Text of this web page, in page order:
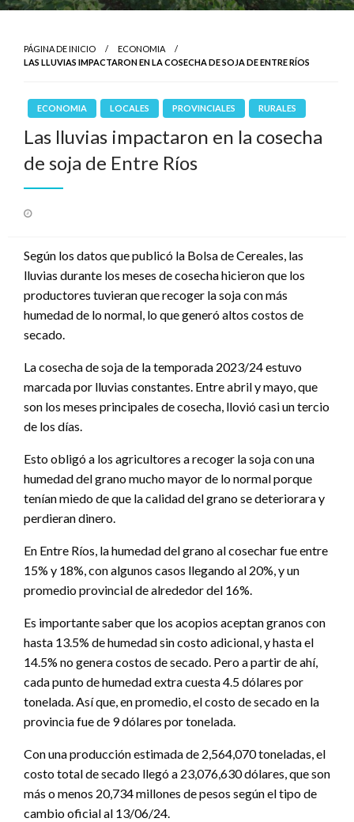
PÁGINA DE INICIO
ECONOMIA
LAS LLUVIAS IMPACTARON EN LA COSECHA DE SOJA DE ENTRE RÍOS
ECONOMIA LOCALES PROVINCIALES RURALES
Las lluvias impactaron en la cosecha
de soja de Entre Ríos
Según los datos que publicó la Bolsa de Cereales, las
lluvias durante los meses de cosecha hicieron que los
productores tuvieran que recoger la soja con más
humedad de lo normal, lo que generó altos costos de
secado.
La cosecha de soja de la temporada 2023/24 estuvo
marcada por lluvias constantes. Entre abril y mayo, que
son los meses principales de cosecha, llovió casi un tercio
de los días.
Esto obligó a los agricultores a recoger la soja con una
humedad del grano mucho mayor de lo normal porque
tenían miedo de que la calidad del grano se deteriorara y
perdieran dinero.
En Entre Ríos, la humedad del grano al cosechar fue entre
15% y 18%, con algunos casos llegando al 20%, y un
promedio provincial de alrededor del 16%.
Es importante saber que los acopios aceptan granos con
hasta 13.5% de humedad sin costo adicional, y hasta el
14.5% no genera costos de secado. Pero a partir de ahí,
cada punto de humedad extra cuesta 4.5 dólares por
tonelada. Así que, en promedio, el costo de secado en la
provincia fue de 9 dólares por tonelada.
Con una producción estimada de 2,564,070 toneladas, el
costo total de secado llegó a 23,076,630 dólares, que son
más o menos 20,734 millones de pesos según el tipo de
cambio oficial al 13/06/24.